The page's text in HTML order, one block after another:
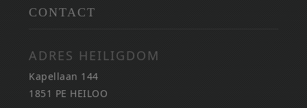
CONTACT
ADRES HEILIGDOM
Kapellaan 144
1851 PE HEILOO